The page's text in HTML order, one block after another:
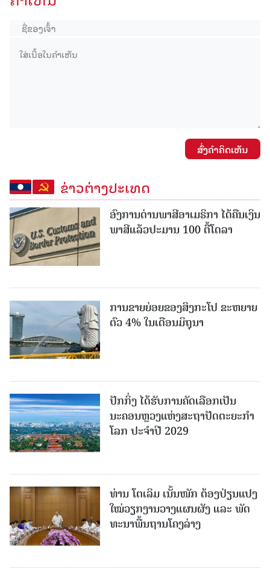
ສົ່ງຄໍາຄິດເຫັນ
ຂ່າວຕ່າງປະເທດ
ອົງການດ່ານພາສີອາເມຣິກາ ໄດ້ຄືນເງິນ
ພາສີແລ້ວປະມານ 100 ຕື້ໂດລາ
ການຂາຍຍ່ອຍຂອງສິງກະໂປ ຂະຫຍາຍ
ຕົວ 4% ໃນເດືອນມິຖຸນາ
ປັກກິ່ງ ໄດ້ຮັບການຄັດເລືອກເປັນ
ນະຄອນຫຼວງແຫ່ງສະຖາປັດຕະຍະກຳ
ໂລກ ປະຈຳປີ 2029
ທ່ານ ໂຕ​ເລິມ ເນັ້ນໜັກ ຕ້ອງ​ປ່ຽນ​ແປງ​
ໃໝ່​ວຽກ​ງານ​ວາງ​ແຜນ​ຜັງ ແລະ ​ພັດ​
ທະ​ນາ​ພື້ນ​ຖານ​ໂຄງ​ລ່າງ